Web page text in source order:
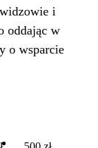
i
oddając w
o wsparcie